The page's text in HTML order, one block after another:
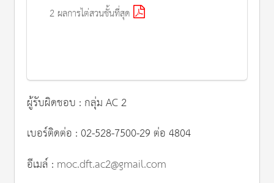
2 ผลการไต่สวนชั้นที่สุด
ผู้รับผิดชอบ : กลุ่ม AC 2
เบอร์ติดต่อ : 02-528-7500-29 ต่อ 4804
อีเมล์ : moc.dft.ac2@gmail.com